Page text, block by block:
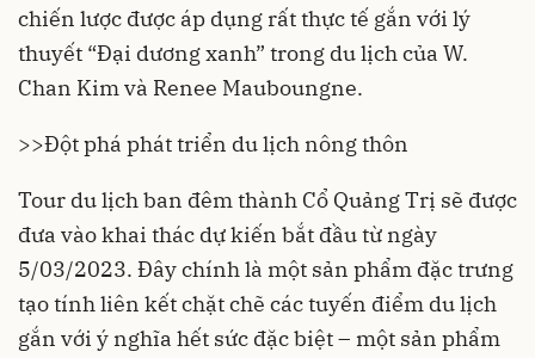
chiến lược được áp dụng rất thực tế gắn với lý
thuyết “Đại dương xanh” trong du lịch của W.
Chan Kim và Renee Mauboungne.
>>Đột phá phát triển du lịch nông thôn
Tour du lịch ban đêm thành Cổ Quảng Trị sẽ được
đưa vào khai thác dự kiến bắt đầu từ ngày
5/03/2023. Đây chính là một sản phẩm đặc trưng
tạo tính liên kết chặt chẽ các tuyến điểm du lịch
gắn với ý nghĩa hết sức đặc biệt – một sản phẩm